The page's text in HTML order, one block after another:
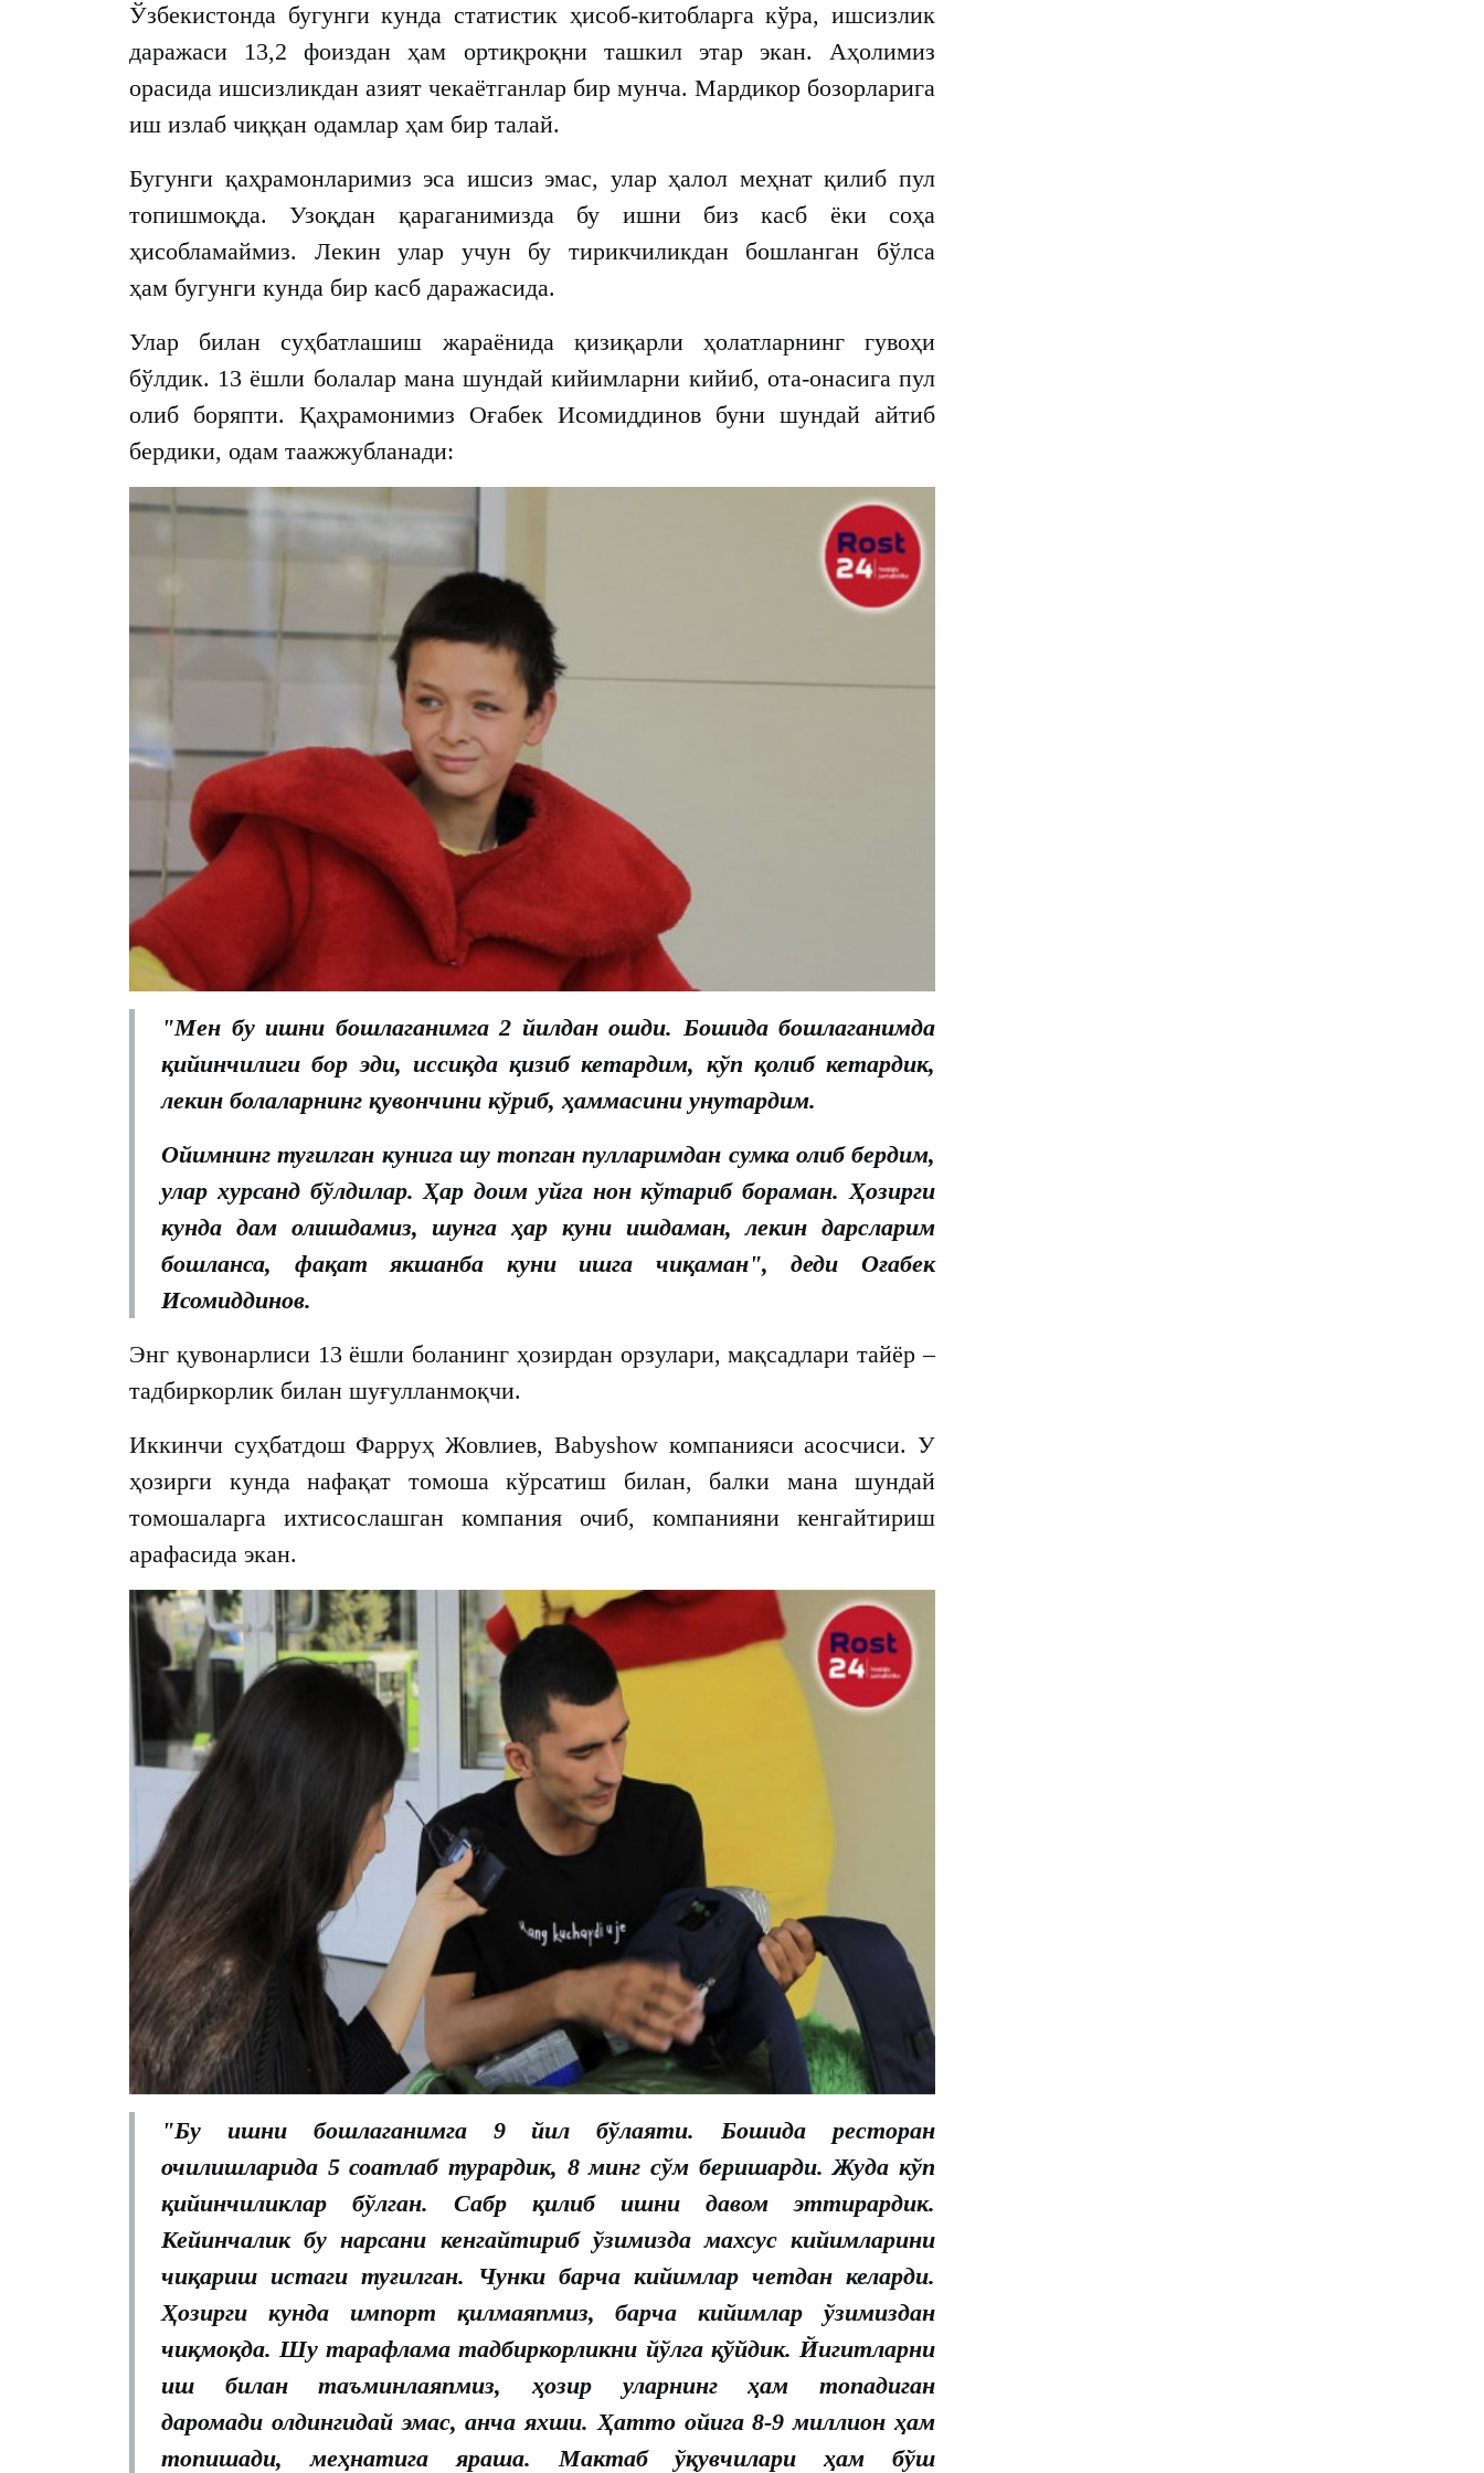
Ўзбекистонда бугунги кунда статистик ҳисоб-китобларга кўра, ишсизлик
даражаси 13,2 фоиздан ҳам ортиқроқни ташкил этар экан. Аҳолимиз
орасида ишсизликдан азият чекаётганлар бир мунча. Мардикор бозорларига
иш излаб чиққан одамлар ҳам бир талай.
Бугунги қаҳрамонларимиз эса ишсиз эмас, улар ҳалол меҳнат қилиб пул
топишмоқда. Узоқдан қараганимизда бу ишни биз касб ёки соҳа
ҳисобламаймиз. Лекин улар учун бу тирикчиликдан бошланган бўлса
ҳам бугунги кунда бир касб даражасида.
Улар билан суҳбатлашиш жараёнида қизиқарли ҳолатларнинг гувоҳи
бўлдик. 13 ёшли болалар мана шундай кийимларни кийиб, ота-онасига пул
олиб боряпти. Қаҳрамонимиз Оғабек Исомиддинов буни шундай айтиб
бердики, одам таажжубланади:
"Мен бу ишни бошлаганимга 2 йилдан ошди. Бошида бошлаганимда
қийинчилиги бор эди, иссиқда қизиб кетардим, кўп қолиб кетардик,
лекин болаларнинг қувончини кўриб, ҳаммасини унутардим.
Ойимнинг туғилган кунига шу топган пулларимдан сумка олиб бердим,
улар хурсанд бўлдилар. Ҳар доим уйга нон кўтариб бораман. Ҳозирги
кунда дам олишдамиз, шунга ҳар куни ишдаман, лекин дарсларим
бошланса, фақат якшанба куни ишга чиқаман", деди Оғабек
Исомиддинов.
Энг қувонарлиси 13 ёшли боланинг ҳозирдан орзулари, мақсадлари тайёр –
тадбиркорлик билан шуғулланмоқчи.
Иккинчи суҳбатдош Фарруҳ Жовлиев, Babyshow компанияси асосчиси. У
ҳозирги кунда нафақат томоша кўрсатиш билан, балки мана шундай
томошаларга ихтисослашган компания очиб, компанияни кенгайтириш
арафасида экан.
"Бу ишни бошлаганимга 9 йил бўлаяти. Бошида ресторан
очилишларида 5 соатлаб турардик, 8 минг сўм беришарди. Жуда кўп
қийинчиликлар бўлган. Сабр қилиб ишни давом эттирардик.
Кейинчалик бу нарсани кенгайтириб ўзимизда махсус кийимларини
чиқариш истаги туғилган. Чунки барча кийимлар четдан келарди.
Ҳозирги кунда импорт қилмаяпмиз, барча кийимлар ўзимиздан
чиқмоқда. Шу тарафлама тадбиркорликни йўлга қўйдик. Йигитларни
иш билан таъминлаяпмиз, ҳозир уларнинг ҳам топадиган
даромади олдингидай эмас, анча яхши. Ҳатто ойига 8-9 миллион ҳам
топишади, меҳнатига яраша. Мактаб ўқувчилари ҳам бўш